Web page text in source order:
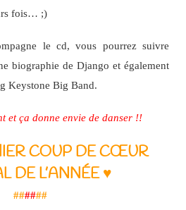
fois… ;)
le cd, vous pourrez suivre
biographie de Django et également
Keystone Big Band.
et ça donne envie de danser !!
COUP DE CŒUR
DE L’ANNÉE ♥
######